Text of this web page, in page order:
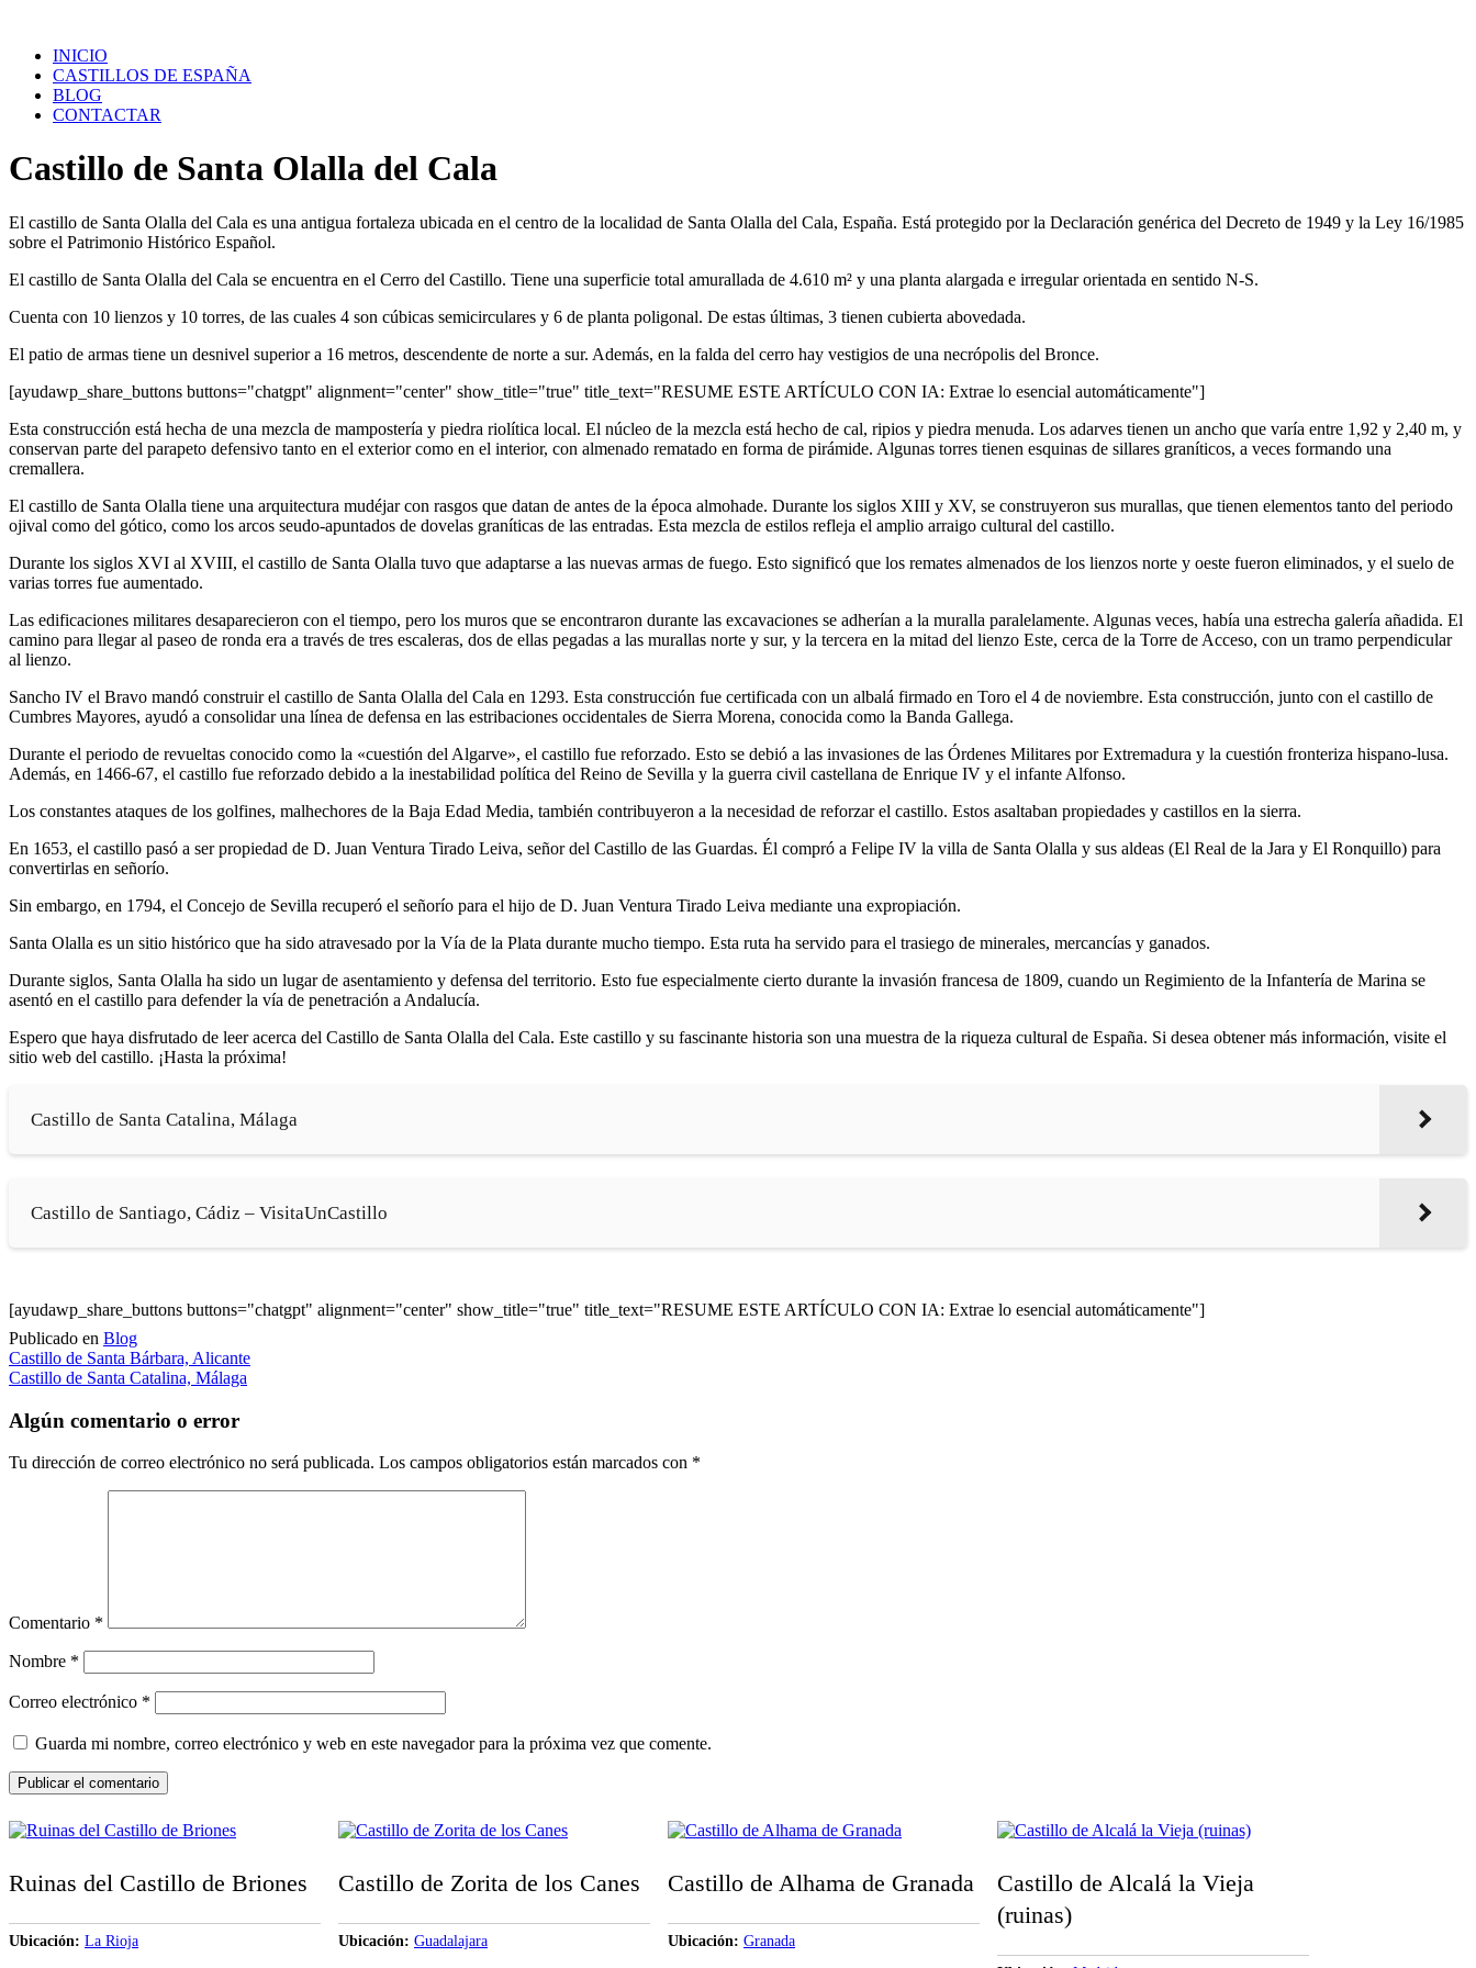
contenidoINICIO
CASTILLOS DE ESPAÑA
BLOG
CONTACTAR
Castillo de Santa Olalla del Cala
El castillo de Santa Olalla del Cala es una antigua fortaleza ubicada en el centro de la localidad de Santa Olalla del Cala, España. Está protegido por la Declaración genérica del Decreto de 1949 y la Ley 16/1985
sobre el Patrimonio Histórico Español.
El castillo de Santa Olalla del Cala se encuentra en el Cerro del Castillo. Tiene una superficie total amurallada de 4.610 m² y una planta alargada e irregular orientada en sentido N-S.
Cuenta con 10 lienzos y 10 torres, de las cuales 4 son cúbicas semicirculares y 6 de planta poligonal. De estas últimas, 3 tienen cubierta abovedada.
El patio de armas tiene un desnivel superior a 16 metros, descendente de norte a sur. Además, en la falda del cerro hay vestigios de una necrópolis del Bronce.
[ayudawp_share_buttons buttons="chatgpt" alignment="center" show_title="true" title_text="RESUME ESTE ARTÍCULO CON IA: Extrae lo esencial automáticamente"]
Esta construcción está hecha de una mezcla de mampostería y piedra riolítica local. El núcleo de la mezcla está hecho de cal, ripios y piedra menuda. Los adarves tienen un ancho que varía entre 1,92 y 2,40 m, y
conservan parte del parapeto defensivo tanto en el exterior como en el interior, con almenado rematado en forma de pirámide. Algunas torres tienen esquinas de sillares graníticos, a veces formando una
cremallera.
El castillo de Santa Olalla tiene una arquitectura mudéjar con rasgos que datan de antes de la época almohade. Durante los siglos XIII y XV, se construyeron sus murallas, que tienen elementos tanto del periodo
ojival como del gótico, como los arcos seudo-apuntados de dovelas graníticas de las entradas. Esta mezcla de estilos refleja el amplio arraigo cultural del castillo.
Durante los siglos XVI al XVIII, el castillo de Santa Olalla tuvo que adaptarse a las nuevas armas de fuego. Esto significó que los remates almenados de los lienzos norte y oeste fueron eliminados, y el suelo de
varias torres fue aumentado.
Las edificaciones militares desaparecieron con el tiempo, pero los muros que se encontraron durante las excavaciones se adherían a la muralla paralelamente. Algunas veces, había una estrecha galería añadida. El
camino para llegar al paseo de ronda era a través de tres escaleras, dos de ellas pegadas a las murallas norte y sur, y la tercera en la mitad del lienzo Este, cerca de la Torre de Acceso, con un tramo perpendicular
al lienzo.
Sancho IV el Bravo mandó construir el castillo de Santa Olalla del Cala en 1293. Esta construcción fue certificada con un albalá firmado en Toro el 4 de noviembre. Esta construcción, junto con el castillo de
Cumbres Mayores, ayudó a consolidar una línea de defensa en las estribaciones occidentales de Sierra Morena, conocida como la Banda Gallega.
Durante el periodo de revueltas conocido como la «cuestión del Algarve», el castillo fue reforzado. Esto se debió a las invasiones de las Órdenes Militares por Extremadura y la cuestión fronteriza hispano-lusa.
Además, en 1466-67, el castillo fue reforzado debido a la inestabilidad política del Reino de Sevilla y la guerra civil castellana de Enrique IV y el infante Alfonso.
Los constantes ataques de los golfines, malhechores de la Baja Edad Media, también contribuyeron a la necesidad de reforzar el castillo. Estos asaltaban propiedades y castillos en la sierra.
En 1653, el castillo pasó a ser propiedad de D. Juan Ventura Tirado Leiva, señor del Castillo de las Guardas. Él compró a Felipe IV la villa de Santa Olalla y sus aldeas (El Real de la Jara y El Ronquillo) para
convertirlas en señorío.
Sin embargo, en 1794, el Concejo de Sevilla recuperó el señorío para el hijo de D. Juan Ventura Tirado Leiva mediante una expropiación.
Santa Olalla es un sitio histórico que ha sido atravesado por la Vía de la Plata durante mucho tiempo. Esta ruta ha servido para el trasiego de minerales, mercancías y ganados.
Durante siglos, Santa Olalla ha sido un lugar de asentamiento y defensa del territorio. Esto fue especialmente cierto durante la invasión francesa de 1809, cuando un Regimiento de la Infantería de Marina se
asentó en el castillo para defender la vía de penetración a Andalucía.
Espero que haya disfrutado de leer acerca del Castillo de Santa Olalla del Cala. Este castillo y su fascinante historia son una muestra de la riqueza cultural de España. Si desea obtener más información, visite el
sitio web del castillo. ¡Hasta la próxima!
Castillo de Santa Catalina, Málaga
Castillo de Santiago, Cádiz – VisitaUnCastillo
[ayudawp_share_buttons buttons="chatgpt" alignment="center" show_title="true" title_text="RESUME ESTE ARTÍCULO CON IA: Extrae lo esencial automáticamente"]
Publicado en Blog
Navegación
de
entradas
Castillo de Santa Bárbara, Alicante
Castillo de Santa Catalina, Málaga
Algún comentario o error
Tu dirección de correo electrónico no será publicada. Los campos obligatorios están marcados con *
Comentario *
Nombre *
Correo electrónico *
Guarda mi nombre, correo electrónico y web en este navegador para la próxima vez que comente.
Ruinas del Castillo de Briones
Ubicación La Rioja
Castillo de Zorita de los Canes
Ubicación Guadalajara
Castillo de Alhama de Granada
Ubicación Granada
Castillo de Alcalá la Vieja
(ruinas)